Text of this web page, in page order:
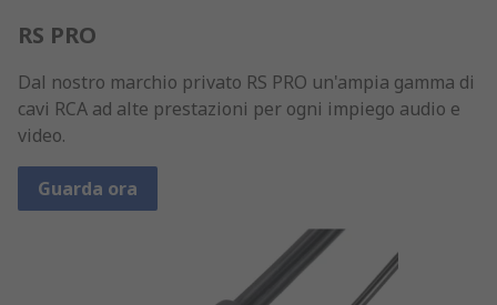
RS PRO
Dal nostro marchio privato RS PRO un'ampia gamma di
cavi RCA ad alte prestazioni per ogni impiego audio e
video.
Guarda ora